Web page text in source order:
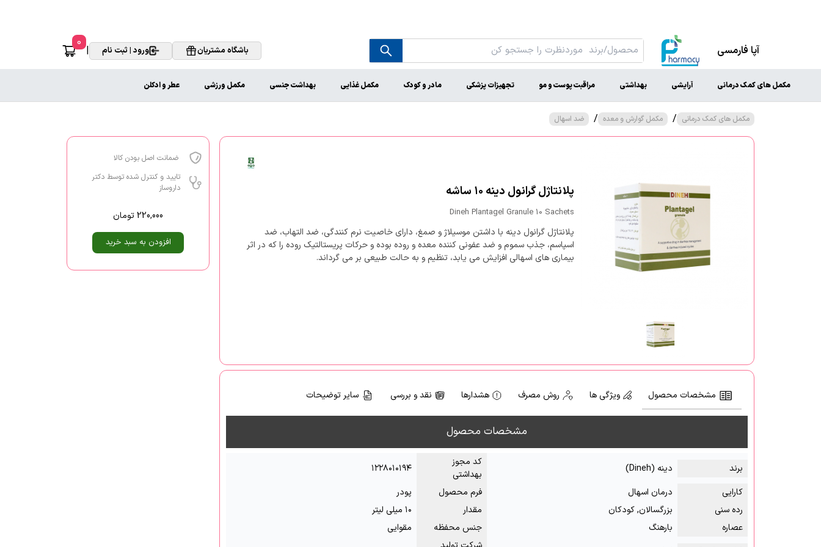
آپا فارمسی باشگاه مشتریان ورود | ثبت نام |
0
مکمل های کمک درمانی آرایشی بهداشتی مراقبت پوست و مو تجهیزات پزشکی مادر و کودک مکمل غذایی بهداشت جنسی مکمل ورزشی عطر و ادکلن
مکمل های کمک درمانی / مکمل گوارش و معده / ضد اسهال
پلانتاژل گرانول دینه ۱۰ ساشه
Dineh Plantagel Granule 10 Sachets
پلانتاژل گرانول دینه با داشتن موسیلاژ و صمغ، دارای خاصیت نرم کنندگی، ضد التهاب، ضد
اسپاسم، جذب سموم و ضد عفونی کننده معده و روده بوده و حرکات پریستالتیک روده را که در اثر
بیماری های اسهالی افزایش می یابد، تنظیم و به حالت طبیعی بر می گرداند.
مشخصات محصول ویژگی ها روش مصرف هشدارها نقد و بررسی سایر توضیحات
مشخصات محصول
برند دینه (Dineh)
کد مجوز
بهداشتی
۱۲۲۸۰۱۰۱۹۴
کارایی
درمان اسهال فرم محصول
پودر
رده سنی
بزرگسالان, کودکان مقدار
۱۰ میلی لیتر
عصاره
بارهنگ جنس محفظه
مقوایی
ضمانت اصل بودن کالا
تایید و کنترل شده توسط دکتر
داروساز
220,000تومان
افزودن به سبد خرید